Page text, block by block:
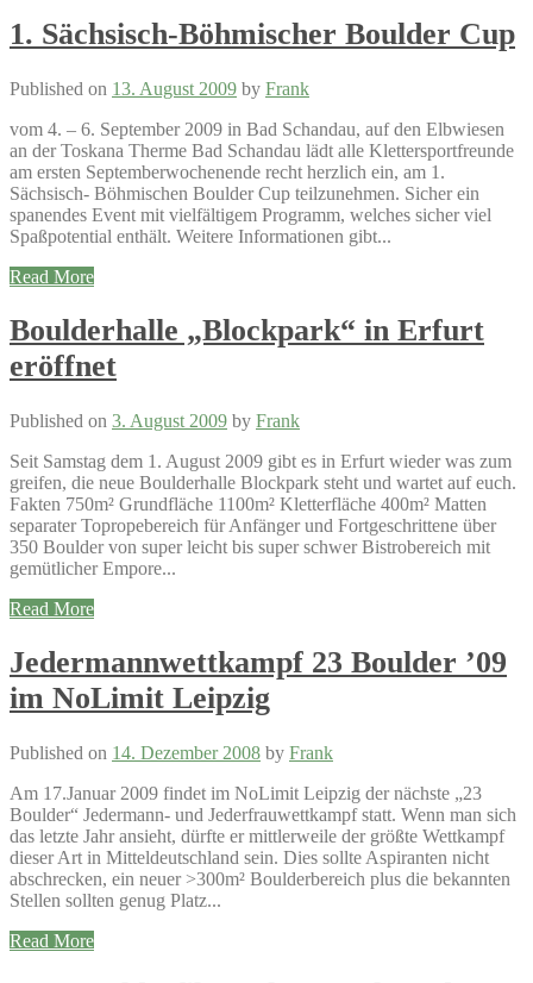
1. Sächsisch-Böhmischer Boulder Cup
Published on 13. August 2009 by Frank
vom 4. – 6. September 2009 in Bad Schandau, auf den Elbwiesen
an der Toskana Therme Bad Schandau lädt alle Klettersportfreunde
am ersten Septemberwochenende recht herzlich ein, am 1.
Sächsisch- Böhmischen Boulder Cup teilzunehmen. Sicher ein
spanendes Event mit vielfältigem Programm, welches sicher viel
Spaßpotential enthält. Weitere Informationen gibt...
Read More
Boulderhalle „Blockpark“ in Erfurt
eröffnet
Published on 3. August 2009 by Frank
Seit Samstag dem 1. August 2009 gibt es in Erfurt wieder was zum
greifen, die neue Boulderhalle Blockpark steht und wartet auf euch.
Fakten 750m² Grundfläche 1100m² Kletterfläche 400m² Matten
separater Topropebereich für Anfänger und Fortgeschrittene über
350 Boulder von super leicht bis super schwer Bistrobereich mit
gemütlicher Empore...
Read More
Jedermannwettkampf 23 Boulder ’09
im NoLimit Leipzig
Published on 14. Dezember 2008 by Frank
Am 17.Januar 2009 findet im NoLimit Leipzig der nächste „23
Boulder“ Jedermann- und Jederfrauwettkampf statt. Wenn man sich
das letzte Jahr ansieht, dürfte er mittlerweile der größte Wettkampf
dieser Art in Mitteldeutschland sein. Dies sollte Aspiranten nicht
abschrecken, ein neuer >300m² Boulderbereich plus die bekannten
Stellen sollten genug Platz...
Read More